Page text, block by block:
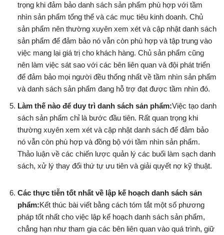
trọng khi đảm bảo danh sách sản phẩm phù hợp với tầm
nhìn sản phẩm tổng thể và các mục tiêu kinh doanh. Chủ
sản phẩm nên thường xuyên xem xét và cập nhật danh sách
sản phẩm để đảm bảo nó vẫn còn phù hợp và tập trung vào
việc mang lại giá trị cho khách hàng. Chủ sản phẩm cũng
nên làm việc sát sao với các bên liên quan và đội phát triển
để đảm bảo mọi người đều thống nhất về tầm nhìn sản phẩm
và danh sách sản phẩm đang hỗ trợ đạt được tầm nhìn đó.
Làm thế nào để duy trì danh sách sản phẩm:Việc tạo danh
sách sản phẩm chỉ là bước đầu tiên. Rất quan trọng khi
thường xuyên xem xét và cập nhật danh sách để đảm bảo
nó vẫn còn phù hợp và đồng bộ với tầm nhìn sản phẩm.
Thảo luận về các chiến lược quản lý các buổi làm sạch danh
sách, xử lý thay đổi thứ tự ưu tiên và giải quyết nợ kỹ thuật.
Các thực tiễn tốt nhất về lập kế hoạch danh sách sản
phẩm:Kết thúc bài viết bằng cách tóm tắt một số phương
pháp tốt nhất cho việc lập kế hoạch danh sách sản phẩm,
chẳng hạn như tham gia các bên liên quan vào quá trình, giữ